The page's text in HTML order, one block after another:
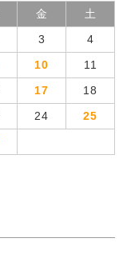
金 土
3 4
10 11
17 18
24 25